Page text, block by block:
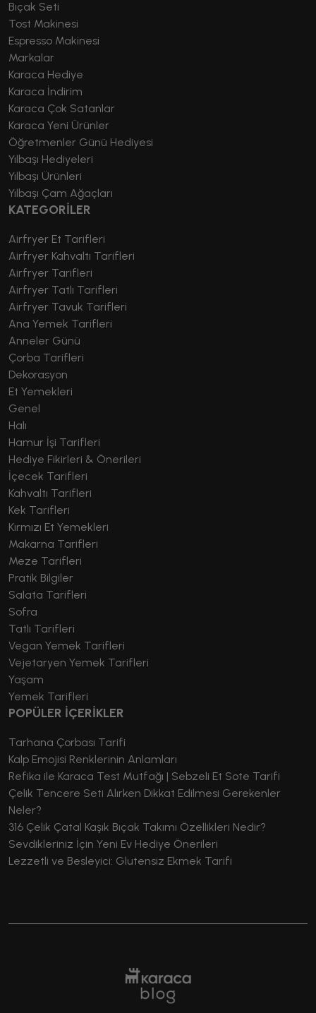
Bıçak Seti
Tost Makinesi
Espresso Makinesi
Markalar
Karaca Hediye
Karaca İndirim
Karaca Çok Satanlar
Karaca Yeni Ürünler
Öğretmenler Günü Hediyesi
Yılbaşı Hediyeleri
Yılbaşı Ürünleri
Yılbaşı Çam Ağaçları
KATEGORİLER
Airfryer Et Tarifleri
Airfryer Kahvaltı Tarifleri
Airfryer Tarifleri
Airfryer Tatlı Tarifleri
Airfryer Tavuk Tarifleri
Ana Yemek Tarifleri
Anneler Günü
Çorba Tarifleri
Dekorasyon
Et Yemekleri
Genel
Halı
Hamur İşi Tarifleri
Hediye Fikirleri & Önerileri
İçecek Tarifleri
Kahvaltı Tarifleri
Kek Tarifleri
Kırmızı Et Yemekleri
Makarna Tarifleri
Meze Tarifleri
Pratik Bilgiler
Salata Tarifleri
Sofra
Tatlı Tarifleri
Vegan Yemek Tarifleri
Vejetaryen Yemek Tarifleri
Yaşam
Yemek Tarifleri
POPÜLER İÇERİKLER
Tarhana Çorbası Tarifi
Kalp Emojisi Renklerinin Anlamları
Refika ile Karaca Test Mutfağı | Sebzeli Et Sote Tarifi
Çelik Tencere Seti Alırken Dikkat Edilmesi Gerekenler
Neler?
316 Çelik Çatal Kaşık Bıçak Takımı Özellikleri Nedir?
Sevdikleriniz İçin Yeni Ev Hediye Önerileri
Lezzetli ve Besleyici: Glutensiz Ekmek Tarifi